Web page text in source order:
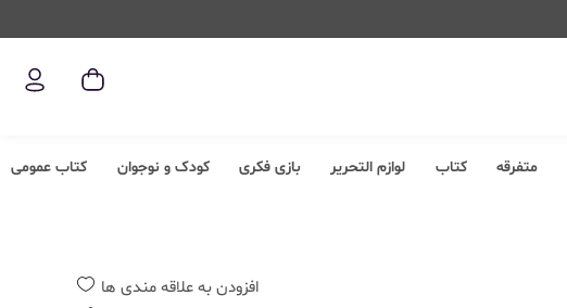
متفرقه کتاب لوازم التحریر بازی فکری کودک و نوجوان کتاب عمومی
افزودن به علاقه مندی ها